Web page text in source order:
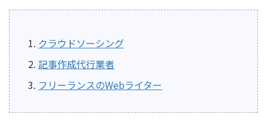
クラウドソーシング
記事作成代行業者
フリーランスのWebライター